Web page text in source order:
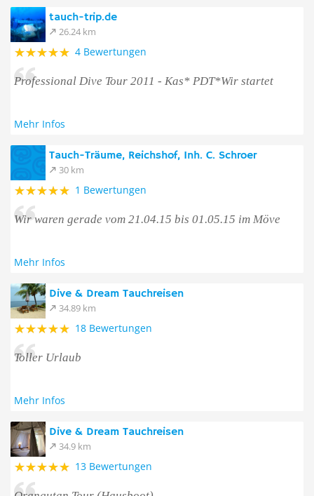
tauch-trip.de
26.24 km
4 Bewertungen
Professional Dive Tour 2011 - Kas* PDT*Wir startet
Mehr Infos
Tauch-Träume, Reichshof, Inh. C. Schroer
30 km
1 Bewertungen
Wir waren gerade vom 21.04.15 bis 01.05.15 im Möve
Mehr Infos
Dive & Dream Tauchreisen
34.89 km
18 Bewertungen
Toller Urlaub
Mehr Infos
Dive & Dream Tauchreisen
34.9 km
13 Bewertungen